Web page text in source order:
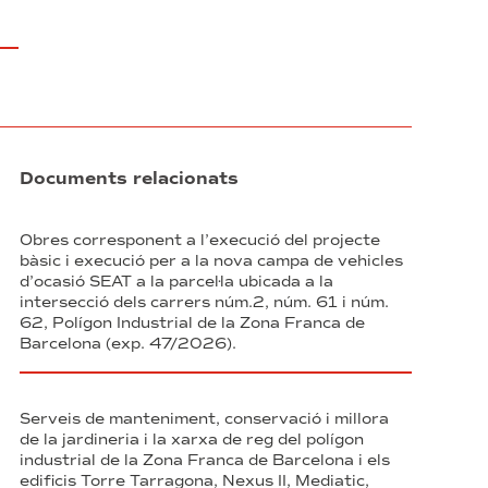
Documents relacionats
Obres corresponent a l’execució del projecte
bàsic i execució per a la nova campa de vehicles
d’ocasió SEAT a la parcel·la ubicada a la
intersecció dels carrers núm.2, núm. 61 i núm.
62, Polígon Industrial de la Zona Franca de
Barcelona (exp. 47/2026).
Serveis de manteniment, conservació i millora
de la jardineria i la xarxa de reg del polígon
industrial de la Zona Franca de Barcelona i els
edificis Torre Tarragona, Nexus II, Mediatic,